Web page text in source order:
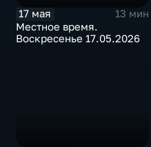
17 мая
13 мин
Местное время.
Воскресенье 17.05.2026